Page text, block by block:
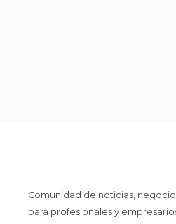
Comunidad de noticias,
para profesionales y